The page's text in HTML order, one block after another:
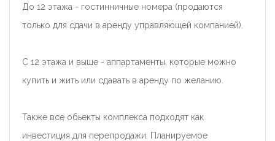
До 12 этажа - гостинничные номера (продаются
только для сдачи в аренду управляющей компанией).
С 12 этажа и выше - аппартаменты, которые можно
купить и жить или сдавать в аренду по желанию.
Также все обьекты комплекса подходят как
инвестиция для перепродажи. Планируемое